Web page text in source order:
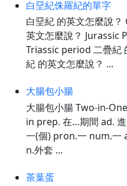
白堊紀侏羅紀的單字
白堊紀 的英文怎麼說
英文怎麼說？ Jurassic
Triassic period 二疊紀
紀 的英文怎麼說？ ...
大腸包小腸
大腸包小腸 Two-in-
in prep. 在…期間 ad.
一(個) pron.一 num.一
n.外套 ...
茶葉蛋